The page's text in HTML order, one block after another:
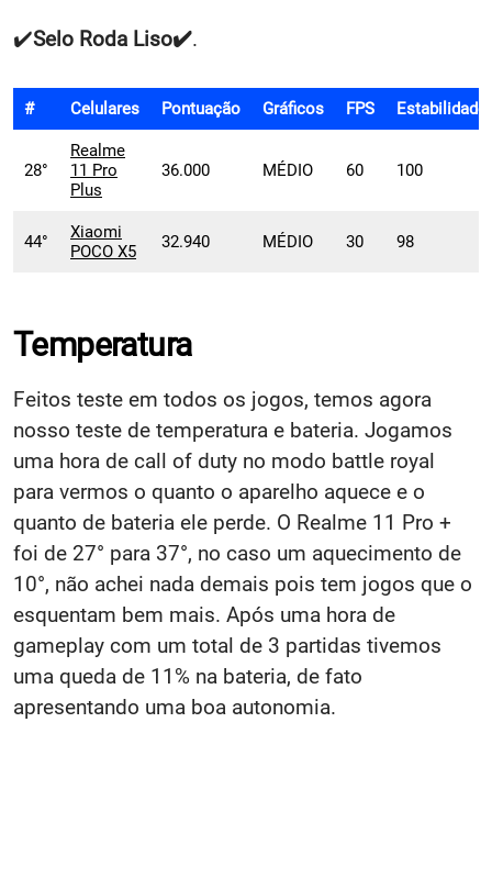
✔️Selo Roda Liso✔️.
# Celulares Pontuação Gráficos FPS Estabilidade
28°
Realme
11 Pro
Plus
36.000 MÉDIO 60 100
44°
Xiaomi
POCO X5
32.940 MÉDIO 30 98
Temperatura
Feitos teste em todos os jogos, temos agora
nosso teste de temperatura e bateria. Jogamos
uma hora de call of duty no modo battle royal
para vermos o quanto o aparelho aquece e o
quanto de bateria ele perde. O Realme 11 Pro +
foi de 27° para 37°, no caso um aquecimento de
10°, não achei nada demais pois tem jogos que o
esquentam bem mais. Após uma hora de
gameplay com um total de 3 partidas tivemos
uma queda de 11% na bateria, de fato
apresentando uma boa autonomia.